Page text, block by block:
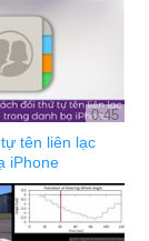
0:45
tên liên lạc
iPhone